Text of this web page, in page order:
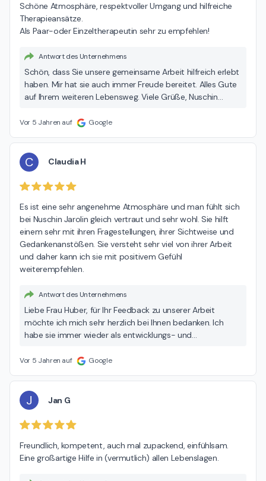
Schöne Atmosphäre, respektvoller Umgang und hilfreiche
Therapieansätze.
Als Paar-oder Einzeltherapeutin sehr zu empfehlen!
Antwort des Unternehmens
Schön, dass Sie unsere gemeinsame Arbeit hilfreich erlebt
haben. Mir hat sie auch immer Freude bereitet. Alles Gute
auf Ihrem weiteren Lebensweg. Viele Grüße, Nuschin
Vor 5 Jahren auf Google
C Claudia H
Es ist eine sehr angenehme Atmosphäre und man fühlt sich
bei Nuschin Jarolin gleich vertraut und sehr wohl. Sie hilft
einem sehr mit ihren Fragestellungen, ihrer Sichtweise und
Gedankenanstößen. Sie versteht sehr viel von ihrer Arbeit
und daher kann ich sie mit positivem Gefühl
weiterempfehlen.
Antwort des Unternehmens
Liebe Frau Huber, für Ihr Feedback zu unserer Arbeit
möchte ich mich sehr herzlich bei Ihnen bedanken. Ich
habe sie immer wieder als entwicklungs- und
Freude bereitet. Ihnen alles Gute, Nuschin Jarolin
Vor 5 Jahren auf Google
J Jan G
Freundlich, kompetent, auch mal zupackend, einfühlsam.
Eine großartige Hilfe in (vermutlich) allen Lebenslagen.